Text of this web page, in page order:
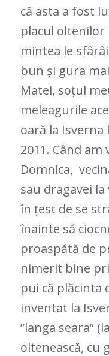
că asta a fost
placul oltenilor
mintea le
bun și gura
Matei, soțul
meleagurile
oară la Isverna
2011. Când am
Domnica,
sau dragavei
în țest de se
înainte să
proaspătă de
nimerit bine
pui că plăcinta
inventat la
”langa seara”
oltenească, cu